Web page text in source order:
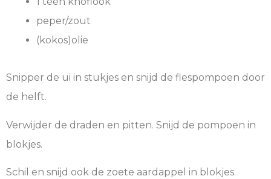
peper/zout
(kokos)olie
Snipper de ui in stukjes en snijd de flespompoen door
de helft.
Verwijder de draden en pitten. Snijd de pompoen in
blokjes.
Schil en snijd ook de zoete aardappel in blokjes.